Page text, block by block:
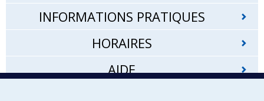
INFORMATIONS PRATIQUES
HORAIRES
AIDE